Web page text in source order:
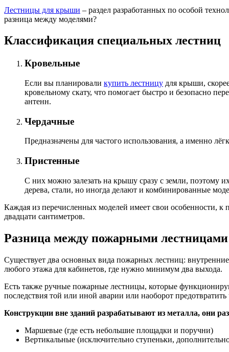
Лестницы для крыши – раздел разработанных по особой
разница между моделями?
Классификация специальных лестниц
Кровельные
Если вы планировали купить лестницу для крыши,
кровельному скату, что помогает быстро и безопасно
антенн.
Чердачные
Предназначены для частого использования, а именно
Пристенные
С них можно залезать на крышу сразу с земли, поэтому
дерева, стали, но иногда делают и комбинированные
Каждая из перечисленных моделей имеет свои особенности,
двадцати сантиметров.
Разница между пожарными
Существует два основных вида пожарных лестниц:
любого этажа для кабинетов, где нужно минимум два выхода.
Есть также ручные пожарные лестницы, которые
последствия той или иной аварии или наоборот
Конструкции вне зданий разрабатывают из металла, они
Маршевые (где есть небольшие площадки и поручни)
Вертикальные (исключительно ступеньки,